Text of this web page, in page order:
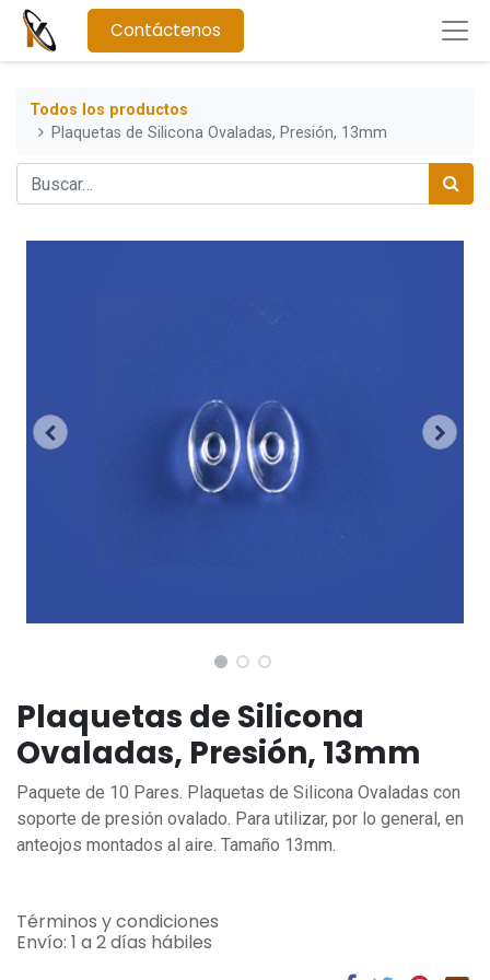
Contáctenos
Todos los productos
Plaquetas de Silicona Ovaladas, Presión, 13mm
Plaquetas de Silicona
Ovaladas, Presión, 13mm
Paquete de 10 Pares. Plaquetas de Silicona Ovaladas con
soporte de presión ovalado. Para utilizar, por lo general, en
anteojos montados al aire. Tamaño 13mm.
Términos y condiciones
Envío: 1 a 2 días hábiles